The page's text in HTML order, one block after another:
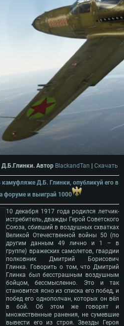
Автор BlackandTan Скачать
Д.Б. Глинки, опубликуй его в
форуме и выиграй 1000
10 декабря 1917 года родился летчик-
истребитель, дважды Герой Советского
Союза, сбивший в воздушных схватках
Великой Отечественной войны 50 (по
другим данным 49 лично и 1 – в
группе) вражеских самолетов, гвардии
полковник Дмитрий Борисович
Глинка. Говорить о том, что Дмитрий
Глинка был бесстрашным воздушным
бойцом, бессмысленно. Это и так
становится ясно из списка его побед, и
побед его однополчан, которых он вёл
в бой. Об этом же говорят и
множественные ранения, не сумевшие
вывести его из строя. Звезды Героя